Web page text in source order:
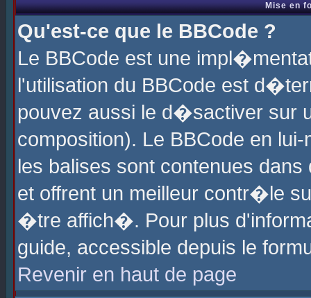
Mise en
Qu'est-ce que le BBCode ?
Le BBCode est une
l'utilisation du BBCode est
pouvez aussi le d�sactiver sur
composition). Le BBCode en
les balises sont contenues
et offrent un meilleur contr�le
�tre affich�. Pour plus
guide, accessible depuis le
Revenir en haut de page